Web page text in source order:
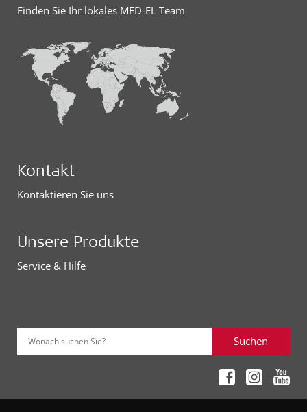
Finden Sie Ihr lokales MED-EL Team
Kontakt
Kontaktieren Sie uns
Unsere Produkte
Service & Hilfe
Wonach suchen Sie? Suchen